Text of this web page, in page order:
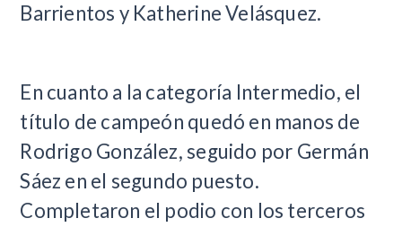
Barrientos y Katherine Velásquez.
En cuanto a la categoría Intermedio, el
título de campeón quedó en manos de
Rodrigo González, seguido por Germán
Sáez en el segundo puesto.
Completaron el podio con los terceros